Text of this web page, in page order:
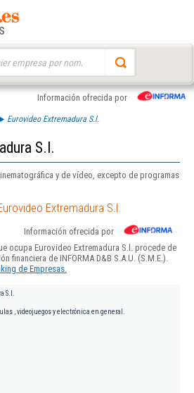
Información ofrecida por
Eurovideo Extremadura S.l.
S.l.
y de vídeo, excepto de programas
Extremadura S.l.
Información ofrecida por
ocupa Eurovideo Extremadura S.l. procede de
financiera de INFORMA D&B S.A.U. (S.M.E.).
de Empresas.
S.l.
, videojuegos y electrónica en general.